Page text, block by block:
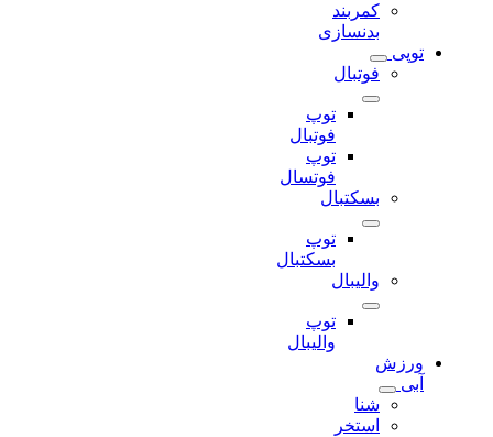
کمربند
بدنسازی
توپی
فوتبال
توپ
فوتبال
توپ
فوتسال
بسکتبال
توپ
بسکتبال
والیبال
توپ
والیبال
ورزش
شنا
استخر